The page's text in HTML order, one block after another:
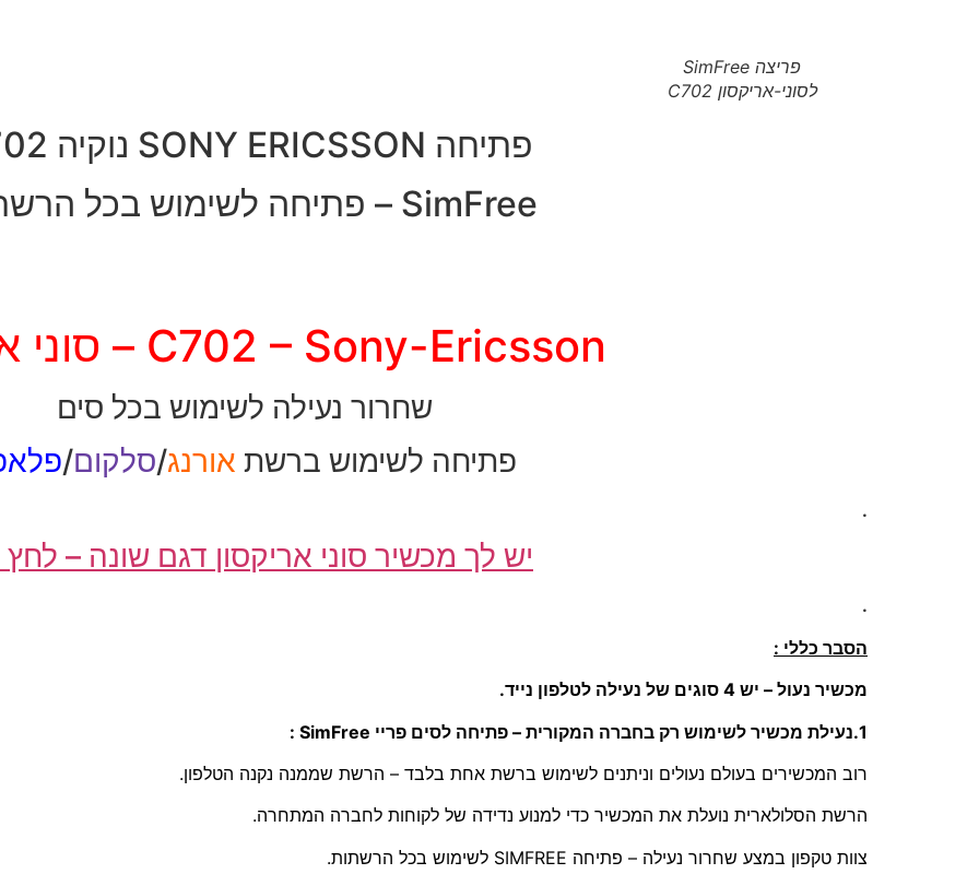
פריצה SimFree
לסוני-אריקסון C702
פתיחה SONY ERICSSON נוקיה C702
SimFree – פתיחה לשימוש בכל הרשתות
C702 – Sony-Ericsson – סוני אריקסון
שחרור נעילה לשימוש בכל סים
פתיחה לשימוש ברשת אורנג/סלקום/
.
יש לך מכשיר סוני אריקסון דגם שונה – לחץ
.
הסבר כללי :
מכשיר נעול – יש 4 סוגים של נעילה לטלפון נייד.
1.נעילת מכשיר לשימוש רק בחברה המקורית – פתיחה לסים פריי SimFree :
רוב המכשירים בעולם נעולים וניתנים לשימוש ברשת אחת בלבד – הרשת שממנה נקנה הטלפון.
הרשת הסלולארית נועלת את המכשיר כדי למנוע נדידה של לקוחות לחברה המתחרה.
צוות טקפון במצע שחרור נעילה – פתיחה SIMFREE לשימוש בכל הרשתות.